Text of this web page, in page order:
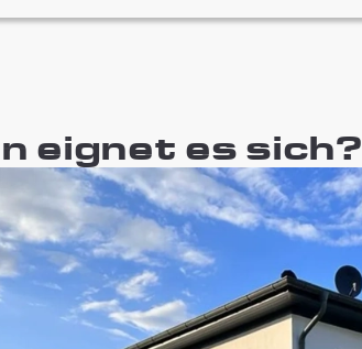
eignet es sich?